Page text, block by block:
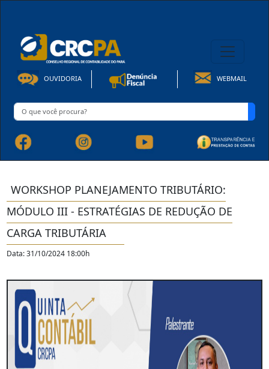
OUVIDORIA WEBMAIL
WORKSHOP PLANEJAMENTO TRIBUTÁRIO:
MÓDULO III - ESTRATÉGIAS DE REDUÇÃO DE
CARGA TRIBUTÁRIA
Data: 31/10/2024 18:00h